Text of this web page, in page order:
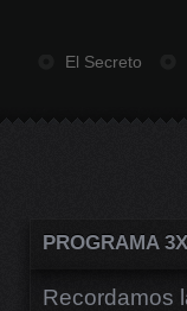
El Secreto
PROGRAMA
Recordamos